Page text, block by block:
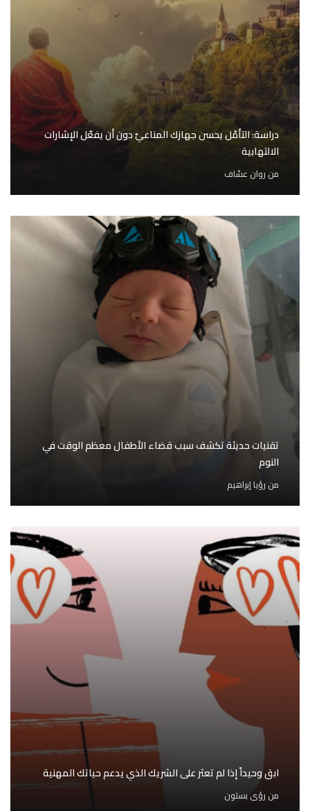
دراسة: التأمّل يحسن جهازك المناعيّ دون أن يفعّل الإشارات
الالتهابية
من روان عسّاف
تقنيات حديثة تكشف سبب قضاء الأطفال معظم الوقت في
النوم
من رؤيا إبراهيم
ابق وحيداً إذا لم تعثر على الشريك الذي يدعم حياتك المهنية
من رؤى بستون